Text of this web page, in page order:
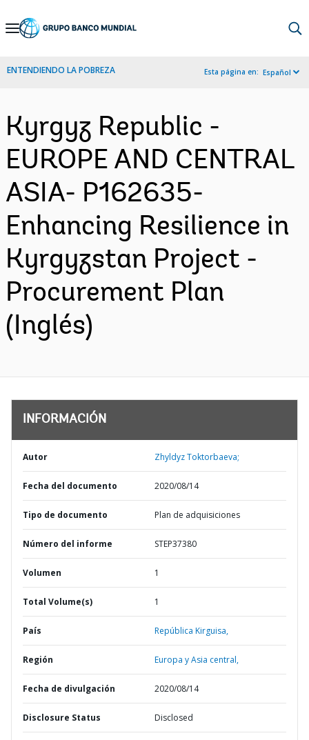
Skip
Navigation
ENTENDIENDO LA POBREZA Esta página en: Español
Kyrgyz Republic -
EUROPE AND CENTRAL
ASIA- P162635-
Enhancing Resilience in
Kyrgyzstan Project -
Procurement Plan
(Inglés)
INFORMACIÓN
Autor Zhyldyz Toktorbaeva;
Fecha del documento 2020/08/14
Tipo de documento Plan de adquisiciones
Número del informe STEP37380
Volumen 1
Total Volume(s) 1
País República Kirguisa,
Región Europa y Asia central,
Fecha de divulgación 2020/08/14
Disclosure Status Disclosed